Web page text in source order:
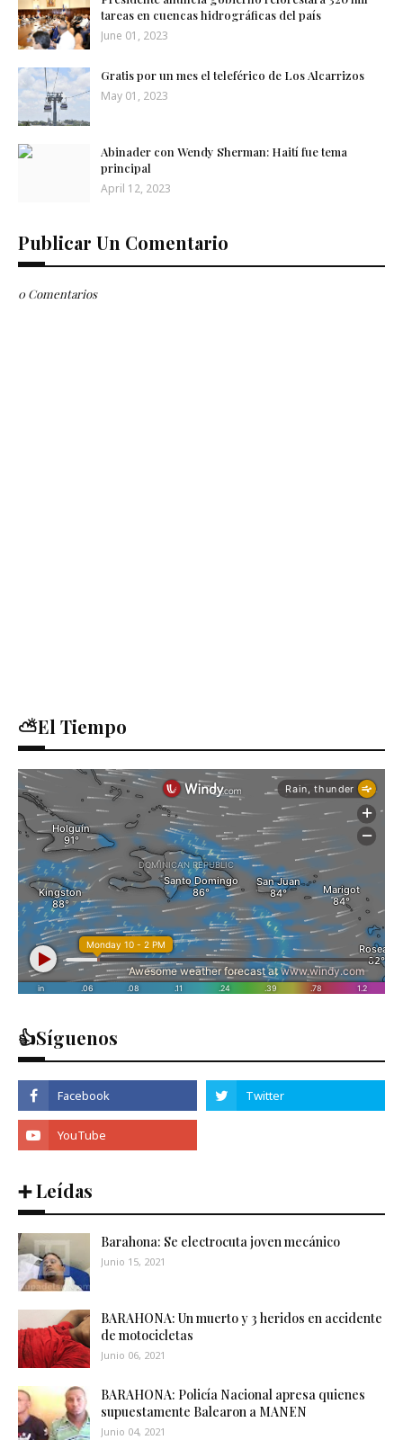
tareas en cuencas hidrográficas del país
June 01, 2023
Gratis por un mes el teleférico de Los Alcarrizos
May 01, 2023
Abinader con Wendy Sherman: Haití fue tema
principal
April 12, 2023
Publicar Un Comentario
0 Comentarios
⛅El Tiempo
👍Síguenos
➕ Leídas
Barahona: Se electrocuta joven mecánico
Junio 15, 2021
BARAHONA: Un muerto y 3 heridos en accidente
de motocicletas
Junio 06, 2021
BARAHONA: Policía Nacional apresa quienes
supuestamente Balearon a MANEN
Junio 04, 2021